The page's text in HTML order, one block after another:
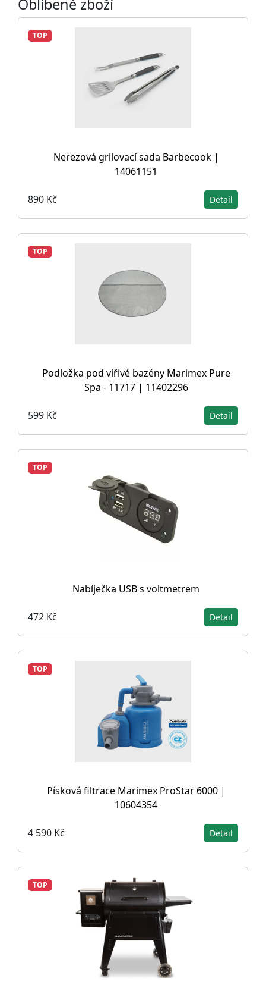
Oblíbené zboží
TOP
Nerezová grilovací sada Barbecook |
14061151
890 Kč Detail
TOP
Podložka pod vířivé bazény Marimex Pure
Spa - 11717 | 11402296
599 Kč Detail
TOP
Nabíječka USB s voltmetrem
472 Kč Detail
TOP
Písková filtrace Marimex ProStar 6000 |
10604354
4 590 Kč Detail
TOP